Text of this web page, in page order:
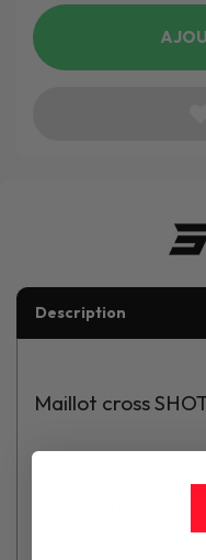
Description
Maillot cross